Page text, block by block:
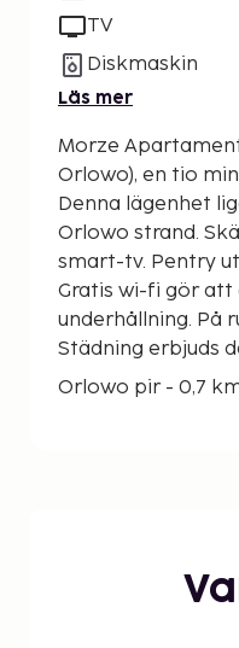
TV
Diskmaskin
Läs mer
Morze
Orlowo), en tio
Denna lägenhet
Orlowo strand.
smart-tv. Pentry
Gratis wi-fi gör att
underhållning. På
Städning erbjuds
Orlowo pir - 0,7
Gdynias